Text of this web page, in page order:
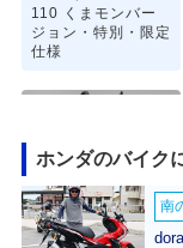
110 くまモンバー
ジョン・特別・限定
仕様
2022年 CrossCub
ホンダのバイク
南